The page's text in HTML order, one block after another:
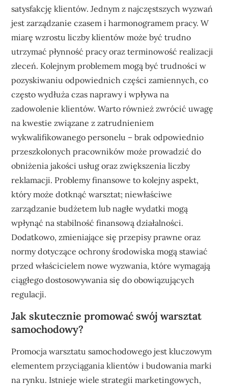
satysfakcję klientów. Jednym z najczęstszych wyzwań
jest zarządzanie czasem i harmonogramem pracy. W
miarę wzrostu liczby klientów może być trudno
utrzymać płynność pracy oraz terminowość realizacji
zleceń. Kolejnym problemem mogą być trudności w
pozyskiwaniu odpowiednich części zamiennych, co
często wydłuża czas naprawy i wpływa na
zadowolenie klientów. Warto również zwrócić uwagę
na kwestie związane z zatrudnieniem
wykwalifikowanego personelu – brak odpowiednio
przeszkolonych pracowników może prowadzić do
obniżenia jakości usług oraz zwiększenia liczby
reklamacji. Problemy finansowe to kolejny aspekt,
który może dotknąć warsztat; niewłaściwe
zarządzanie budżetem lub nagłe wydatki mogą
wpłynąć na stabilność finansową działalności.
Dodatkowo, zmieniające się przepisy prawne oraz
normy dotyczące ochrony środowiska mogą stawiać
przed właścicielem nowe wyzwania, które wymagają
ciągłego dostosowywania się do obowiązujących
regulacji.
Jak skutecznie promować swój warsztat
samochodowy?
Promocja warsztatu samochodowego jest kluczowym
elementem przyciągania klientów i budowania marki
na rynku. Istnieje wiele strategii marketingowych,